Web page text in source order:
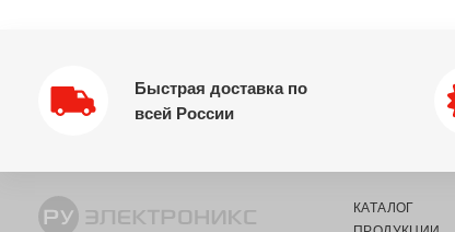
Быстрая доставка по
всей России
КАТАЛОГ